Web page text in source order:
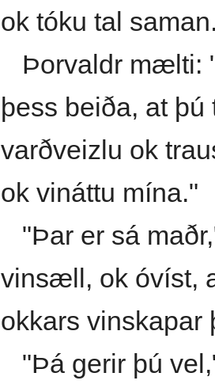
ok tóku tal
Þorvaldr mælti:
þess beiða, at
varðveizlu ok
ok vináttu mína."
"Þar er sá
vinsæll, ok óvíst,
okkars vinskapar
"Þá gerir þú